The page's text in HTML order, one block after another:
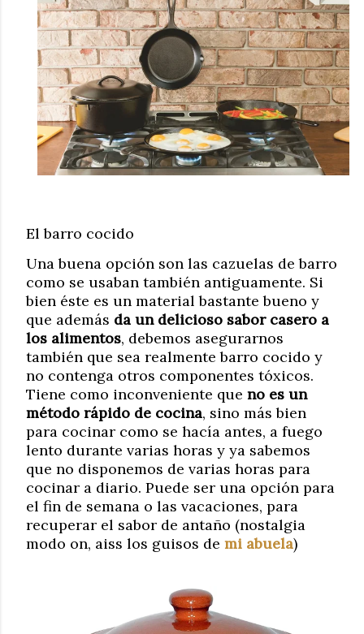
El barro cocido
Una buena opción son las cazuelas de barro
como se usaban también antiguamente. Si
bien éste es un material bastante bueno y
que además da un delicioso sabor casero a
los alimentos, debemos asegurarnos
también que sea realmente barro cocido y
no contenga otros componentes tóxicos.
Tiene como inconveniente que no es un
método rápido de cocina, sino más bien
para cocinar como se hacía antes, a fuego
lento durante varias horas y ya sabemos
que no disponemos de varias horas para
cocinar a diario. Puede ser una opción para
el fin de semana o las vacaciones, para
recuperar el sabor de antaño (nostalgia
modo on, aiss los guisos de mi abuela)